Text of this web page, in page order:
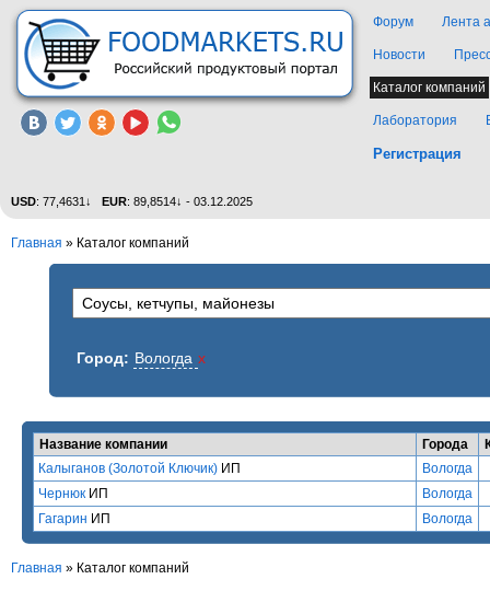
Форум Лента
Новости
Каталог компаний
Лаборатория
Регистрация
USD: 77,4631↓ EUR: 89,8514↓ - 03.12.2025
Главная » Каталог компаний
Город: Вологда x
Название компании Города
Калыганов (Золотой Ключик) ИП
Вологда
Чернюк ИП
Вологда
Гагарин ИП Вологда
Главная » Каталог компаний